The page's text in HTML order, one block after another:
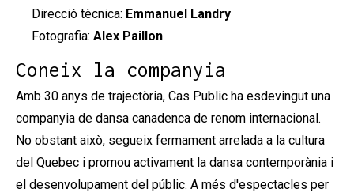
Direcció tècnica: Emmanuel Landry
Fotografia: Alex Paillon
Coneix la companyia
Amb 30 anys de trajectòria, Cas Public ha esdevingut una
companyia de dansa canadenca de renom internacional.
No obstant això, segueix fermament arrelada a la cultura
del Quebec i promou activament la dansa contemporània i
el desenvolupament del públic. A més d'espectacles per